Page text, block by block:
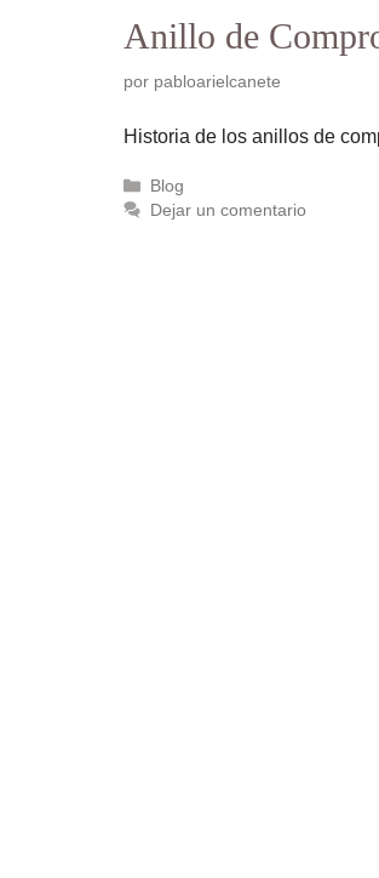
Anillo de
por pabloarielcanete
Historia de los anillos de
Categorías
Blog
Dejar un comentario